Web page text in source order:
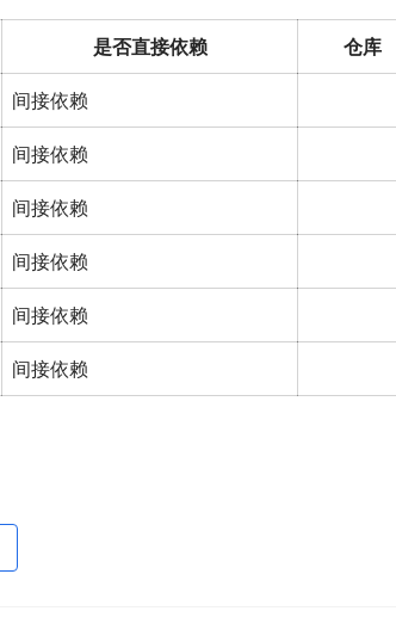
是否直接依赖 仓库
间接依赖
间接依赖
间接依赖
间接依赖
间接依赖
间接依赖